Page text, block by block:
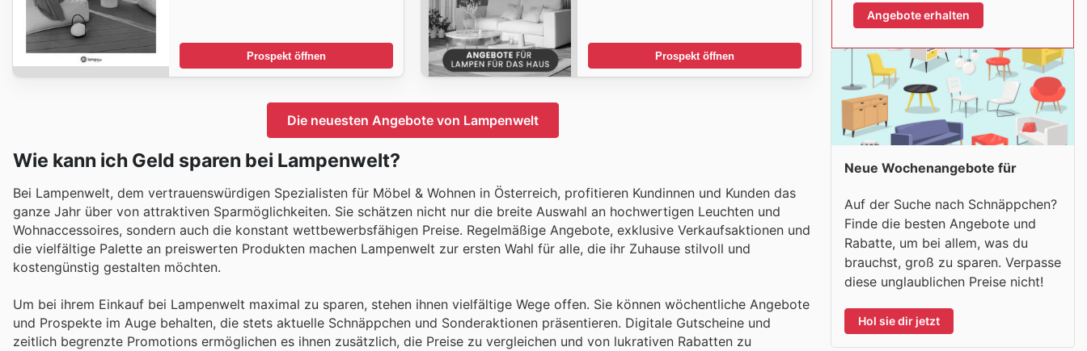
Prospekt öffnen Prospekt öffnen
Die neuesten Angebote von Lampenwelt
Wie kann ich Geld sparen bei Lampenwelt?
Bei Lampenwelt, dem vertrauenswürdigen Spezialisten für Möbel & Wohnen in Österreich, profitieren Kundinnen und Kunden das
ganze Jahr über von attraktiven Sparmöglichkeiten. Sie schätzen nicht nur die breite Auswahl an hochwertigen Leuchten und
Wohnaccessoires, sondern auch die konstant wettbewerbsfähigen Preise. Regelmäßige Angebote, exklusive Verkaufsaktionen und
die vielfältige Palette an preiswerten Produkten machen Lampenwelt zur ersten Wahl für alle, die ihr Zuhause stilvoll und
kostengünstig gestalten möchten.
Um bei ihrem Einkauf bei Lampenwelt maximal zu sparen, stehen ihnen vielfältige Wege offen. Sie können wöchentliche Angebote
und Prospekte im Auge behalten, die stets aktuelle Schnäppchen und Sonderaktionen präsentieren. Digitale Gutscheine und
zeitlich begrenzte Promotions ermöglichen es ihnen zusätzlich, die Preise zu vergleichen und von lukrativen Rabatten zu
Angebote erhalten
Neue Wochenangebote für
Auf der Suche nach Schnäppchen?
Finde die besten Angebote und
Rabatte, um bei allem, was du
brauchst, groß zu sparen. Verpasse
diese unglaublichen Preise nicht!
Hol sie dir jetzt